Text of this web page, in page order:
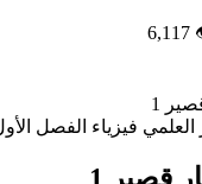
فيزياء الفصل الأول